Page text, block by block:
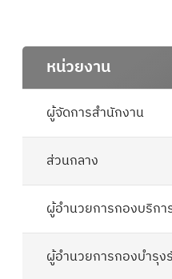
หน่วยงาน
ผู้จัดการสำนักงาน
ส่วนกลาง
ผู้อำนวยการกองบริกา
ผู้อำนวยการกองบำรุง